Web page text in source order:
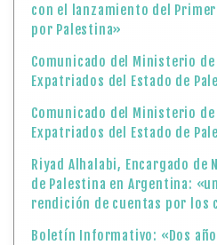
con el lanzamiento del
por Palestina»
Comunicado del Ministerio
Expatriados del Estado de
Comunicado del Ministerio
Expatriados del Estado de
Riyad Alhalabi, Encargado de
de Palestina en Argentina:
rendición de cuentas por los
Boletín Informativo: «Dos